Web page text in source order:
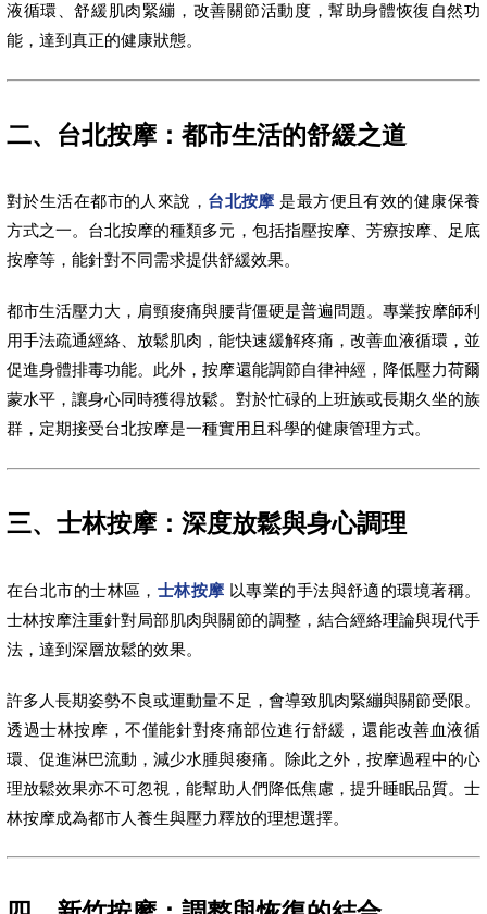
液循環、舒緩肌肉緊繃，改善關節活動度，幫助身體恢復自然功
能，達到真正的健康狀態。
二、台北按摩：都市生活的舒緩之道
對於生活在都市的人來說， 台北按摩 是最方便且有效的健康保養
方式之一。台北按摩的種類多元，包括指壓按摩、芳療按摩、足底
按摩等，能針對不同需求提供舒緩效果。
都市生活壓力大，肩頸痠痛與腰背僵硬是普遍問題。專業按摩師利
用手法疏通經絡、放鬆肌肉，能快速緩解疼痛，改善血液循環，並
促進身體排毒功能。此外，按摩還能調節自律神經，降低壓力荷爾
蒙水平，讓身心同時獲得放鬆。對於忙碌的上班族或長期久坐的族
群，定期接受台北按摩是一種實用且科學的健康管理方式。
三、士林按摩：深度放鬆與身心調理
在台北市的士林區， 士林按摩 以專業的手法與舒適的環境著稱。
士林按摩注重針對局部肌肉與關節的調整，結合經絡理論與現代手
法，達到深層放鬆的效果。
許多人長期姿勢不良或運動量不足，會導致肌肉緊繃與關節受限。
透過士林按摩，不僅能針對疼痛部位進行舒緩，還能改善血液循
環、促進淋巴流動，減少水腫與痠痛。除此之外，按摩過程中的心
理放鬆效果亦不可忽視，能幫助人們降低焦慮，提升睡眠品質。士
林按摩成為都市人養生與壓力釋放的理想選擇。